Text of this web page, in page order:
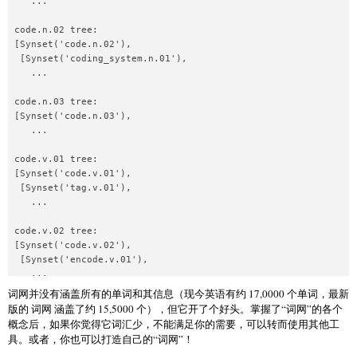
code.n.02 tree:
[Synset('code.n.02'),
[Synset('coding_system.n.01'),
   ...
code.n.03 tree:
[Synset('code.n.03'),
   ...
code.v.01 tree:
[Synset('code.v.01'),
[Synset('tag.v.01'),
   ...
code.v.02 tree:
[Synset('code.v.02'),
[Synset('encode.v.01'),
词网并没有涵盖所有的单词和其信息（现今英语有约 17,0000 个单词，最新
版的 词网 涵盖了约 15,5000 个），但它开了个好头。掌握了“词网”的各个
概念后，如果你觉得它词汇少，不能满足你的需要，可以转而使用其他工
具。或者，你也可以打造自己的“词网”！